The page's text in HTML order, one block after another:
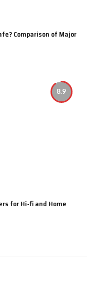
Comparison of Major
8.9
for Hi-fi and Home